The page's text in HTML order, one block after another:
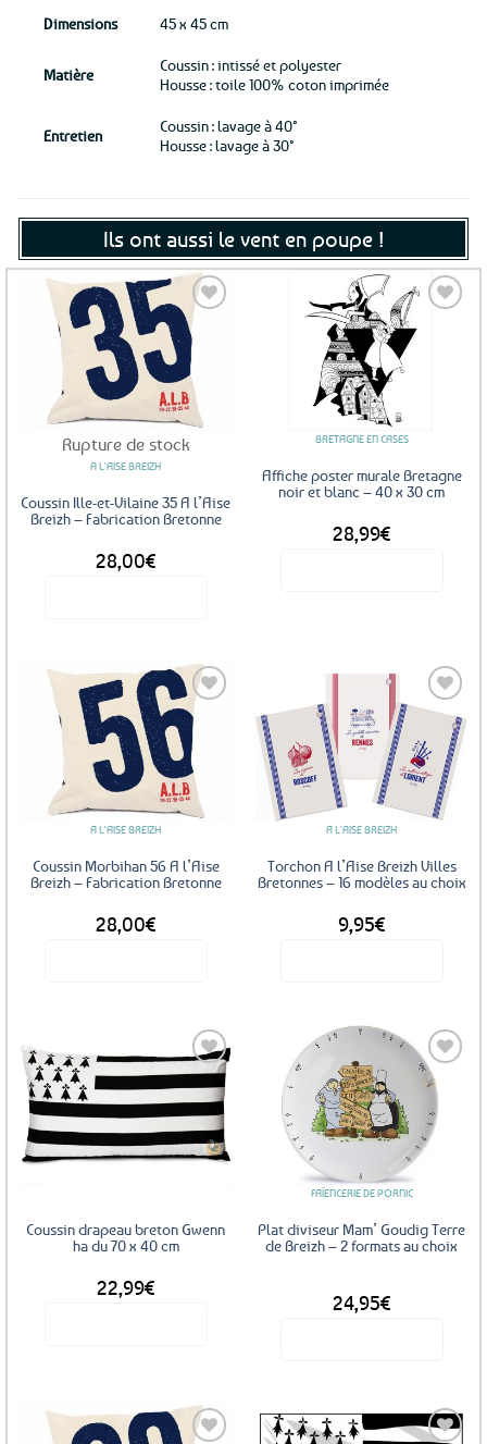
Dimensions 45 x 45 cm
Matière
Coussin : intissé et polyester
Housse : toile 100% coton imprimée
Entretien
Coussin : lavage à 40°
Housse : lavage à 30°
Ils ont aussi le vent en poupe !
Ajouter
favoris
Rupture de stock
A L'AISE BREIZH
Coussin Ille-et-Vilaine 35 A l’Aise
Breizh – Fabrication Bretonne
28,00€
BRETAGNE EN CASES
Affiche poster murale Bretagne
noir et blanc – 40 x 30 cm
28,99€
Ajouter
aux
favoris
A L'AISE BREIZH
Coussin Morbihan 56 A l’Aise
Breizh – Fabrication Bretonne
28,00€
Ajouter
aux
favoris
A L'AISE BREIZH
Torchon A l’Aise Breizh Villes
Bretonnes – 16 modèles au choix
9,95€
plusieurs
variations.
options
peuvent
sur
Ajouter
aux
favoris
Coussin drapeau breton Gwenn
ha du 70 x 40 cm
22,99€
Ajouter
aux
favoris
FAÏENCERIE DE PORNIC
Plat diviseur Mam’ Goudig Terre
de Breizh – 2 formats au choix
24,95€
a
plusieurs